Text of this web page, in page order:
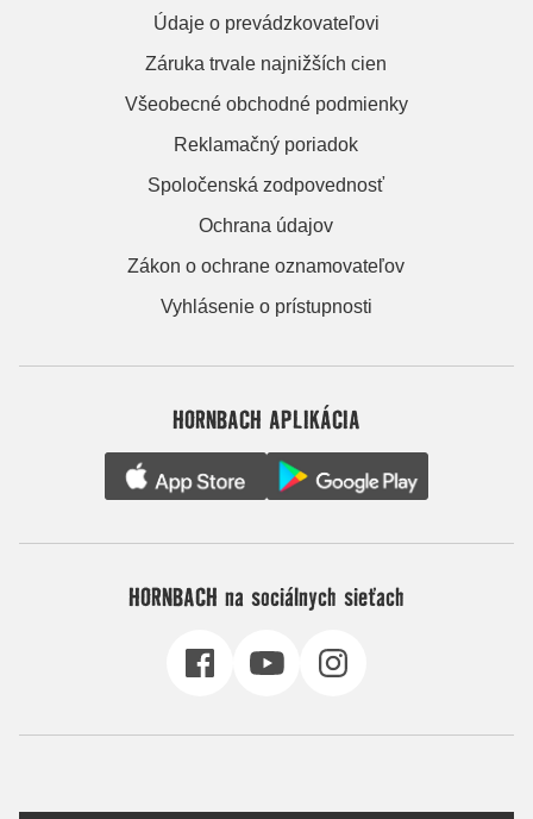
Údaje o prevádzkovateľovi
Záruka trvale najnižších cien
Všeobecné obchodné podmienky
Reklamačný poriadok
Spoločenská zodpovednosť
Ochrana údajov
Zákon o ochrane oznamovateľov
Vyhlásenie o prístupnosti
HORNBACH APLIKÁCIA
HORNBACH na sociálnych sieťach